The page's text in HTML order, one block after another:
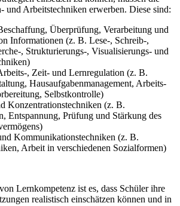
und Arbeitstechniken erwerben. Diese sind:
Überprüfung, Verarbeitung und
Informationen (z. B. Lese-, Schreib-,
, Strukturierungs-, Visualisierungs- und
, Zeit- und Lernregulation (z. B.
Hausaufgabenmanagement, Arbeits-
Selbstkontrolle)
Konzentrationstechniken (z. B.
Entspannung, Prüfung und Stärkung des
Kommunikationstechniken (z. B.
Arbeit in verschiedenen Sozialformen)
Lernkompetenz ist es, dass Schüler ihre
realistisch einschätzen können und in